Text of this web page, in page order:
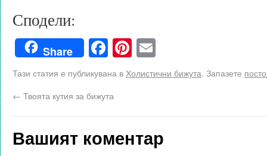
Сподели:
Share Facebook
Pinterest
Тази статия е публикувана в Холистични бижута. Запазете
← Твоята кутия за бижута
Вашият коментар